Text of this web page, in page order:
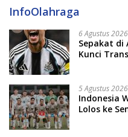
InfoOlahraga
6 Agustus
Sepakat di
Kunci
5 Agustus
Indonesia
Lolos ke